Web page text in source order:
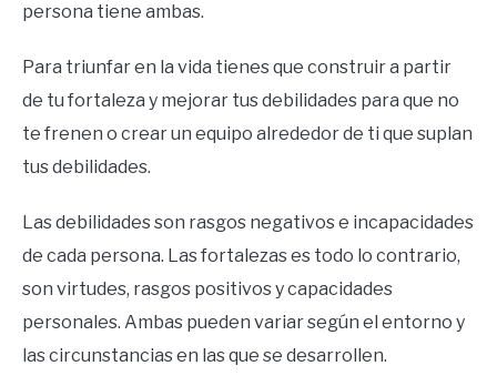
persona tiene ambas.
Para triunfar en la vida tienes que construir a partir
de tu fortaleza y mejorar tus debilidades para que no
te frenen o crear un equipo alrededor de ti que suplan
tus debilidades.
Las debilidades son rasgos negativos e incapacidades
de cada persona. Las fortalezas es todo lo contrario,
son virtudes, rasgos positivos y capacidades
personales. Ambas pueden variar según el entorno y
las circunstancias en las que se desarrollen.